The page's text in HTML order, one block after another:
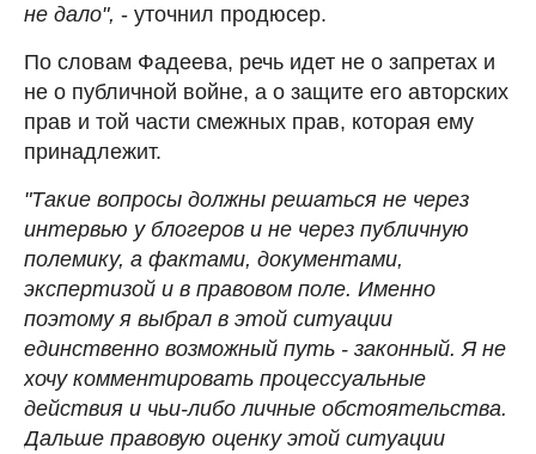
не дало", - уточнил продюсер.
По словам Фадеева, речь идет не о запретах и
не о публичной войне, а о защите его авторских
прав и той части смежных прав, которая ему
принадлежит.
"Такие вопросы должны решаться не через
интервью у блогеров и не через публичную
полемику, а фактами, документами,
экспертизой и в правовом поле. Именно
поэтому я выбрал в этой ситуации
единственно возможный путь - законный. Я не
хочу комментировать процессуальные
действия и чьи-либо личные обстоятельства.
Дальше правовую оценку этой ситуации